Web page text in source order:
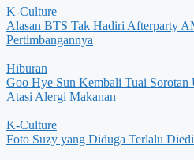
K-Culture
Alasan BTS Tak Hadiri Afterparty
Pertimbangannya
Hiburan
Goo Hye Sun Kembali Tuai Sorotan
Atasi Alergi Makanan
K-Culture
Foto Suzy yang Diduga Terlalu